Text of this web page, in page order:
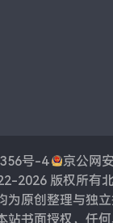
号-4
京公网
2026 版权所有
为原创整理与独
站书面授权，任